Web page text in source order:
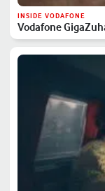
INSIDE VODAFONE
Vodafone